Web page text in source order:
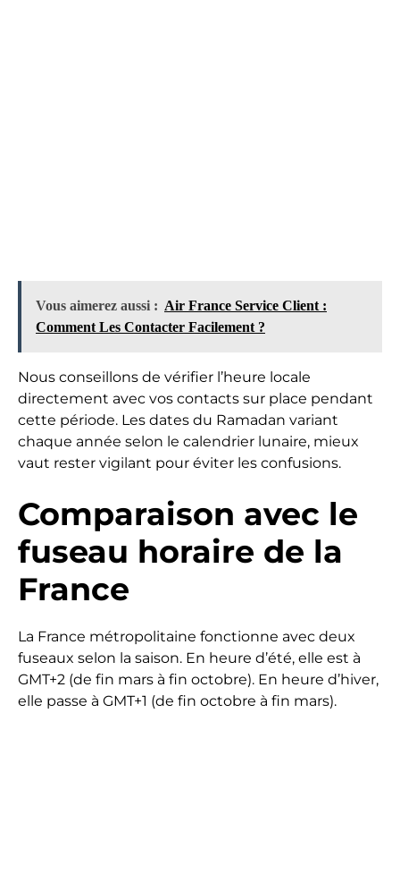
Vous aimerez aussi : Air France Service Client :
Comment Les Contacter Facilement ?
Nous conseillons de vérifier l’heure locale
directement avec vos contacts sur place pendant
cette période. Les dates du Ramadan variant
chaque année selon le calendrier lunaire, mieux
vaut rester vigilant pour éviter les confusions.
Comparaison avec le
fuseau horaire de la
France
La France métropolitaine fonctionne avec deux
fuseaux selon la saison. En heure d’été, elle est à
GMT+2 (de fin mars à fin octobre). En heure d’hiver,
elle passe à GMT+1 (de fin octobre à fin mars).